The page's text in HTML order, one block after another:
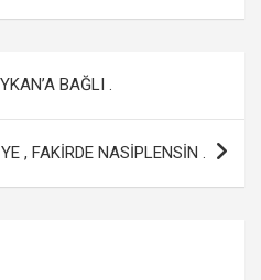
ar
e
BAĞLI .
, FAKİRDE NASİPLENSİN .